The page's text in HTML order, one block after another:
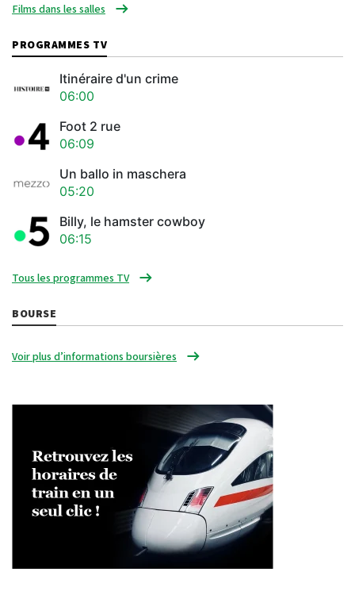
Films dans les salles
PROGRAMMES TV
Itinéraire d'un crime
06:00
Foot 2 rue
06:09
Un ballo in maschera
05:20
Billy, le hamster cowboy
06:15
Tous les programmes TV
BOURSE
Voir plus d’informations boursières